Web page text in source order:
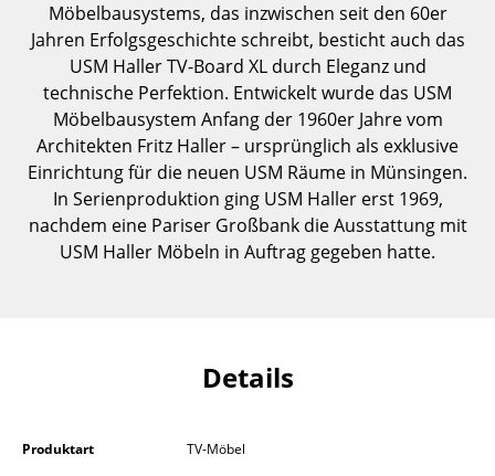
Aufbewahren
Regale & Schränke
Bücherregale
Wandregale
Sideboards & Kommoden
TV Möbel
Einzelteile
Möbelbausystems, das inzwischen seit den 60er
Jahren Erfolgsgeschichte schreibt, besticht auch das
USM Haller TV-Board XL durch Eleganz und
technische Perfektion. Entwickelt wurde das USM
Möbelbausystem Anfang der 1960er Jahre vom
Architekten Fritz Haller – ursprünglich als exklusive
Einrichtung für die neuen USM Räume in Münsingen.
In Serienproduktion ging USM Haller erst 1969,
nachdem eine Pariser Großbank die Ausstattung mit
USM Haller Möbeln in Auftrag gegeben hatte.
Details
Produktart
TV-Möbel